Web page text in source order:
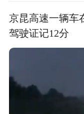
京昆高速一辆车
驾驶证记12分